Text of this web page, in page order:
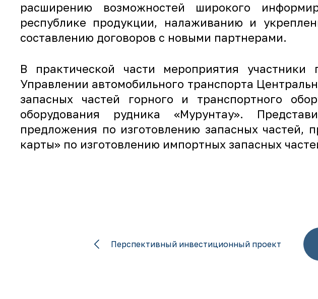
расширению возможностей широкого
республике продукции, налаживанию и
составлению договоров с новыми партнерами.
В практической части мероприятия
Управлении автомобильного транспорта
запасных частей горного и транспортного
оборудования рудника «Мурунтау».
предложения по изготовлению запасных частей,
карты» по изготовлению импортных запасных
Перспективный инвестиционный проект